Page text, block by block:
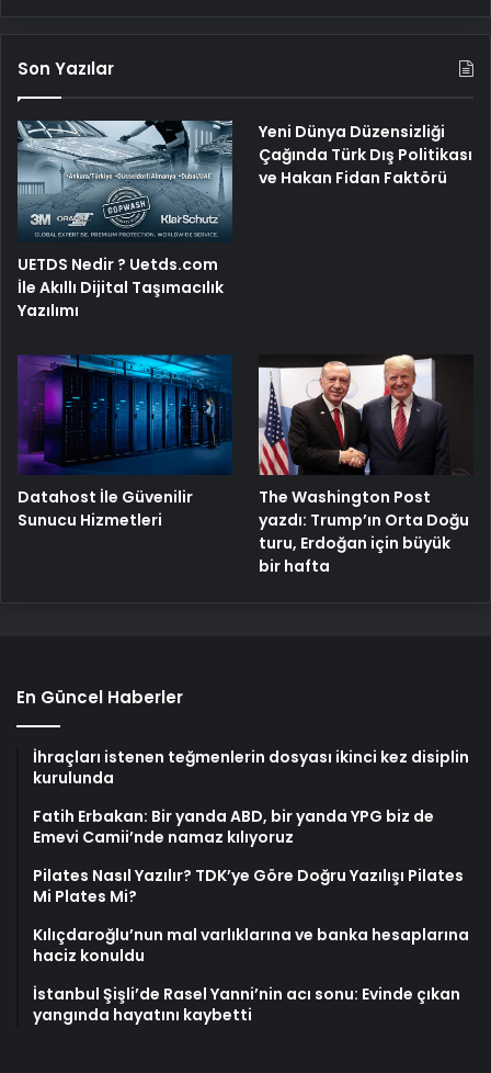
Son Yazılar
UETDS Nedir ? Uetds.com
İle Akıllı Dijital Taşımacılık
Yazılımı
Yeni Dünya Düzensizliği
Çağında Türk Dış Politikası
ve Hakan Fidan Faktörü
Datahost İle Güvenilir
Sunucu Hizmetleri
The Washington Post
yazdı: Trump’ın Orta Doğu
turu, Erdoğan için büyük
bir hafta
En Güncel Haberler
İhraçları istenen teğmenlerin dosyası ikinci kez disiplin
kurulunda
Fatih Erbakan: Bir yanda ABD, bir yanda YPG biz de
Emevi Camii’nde namaz kılıyoruz
Pilates Nasıl Yazılır? TDK’ye Göre Doğru Yazılışı Pilates
Mi Plates Mi?
Kılıçdaroğlu’nun mal varlıklarına ve banka hesaplarına
haciz konuldu
İstanbul Şişli’de Rasel Yanni’nin acı sonu: Evinde çıkan
yangında hayatını kaybetti